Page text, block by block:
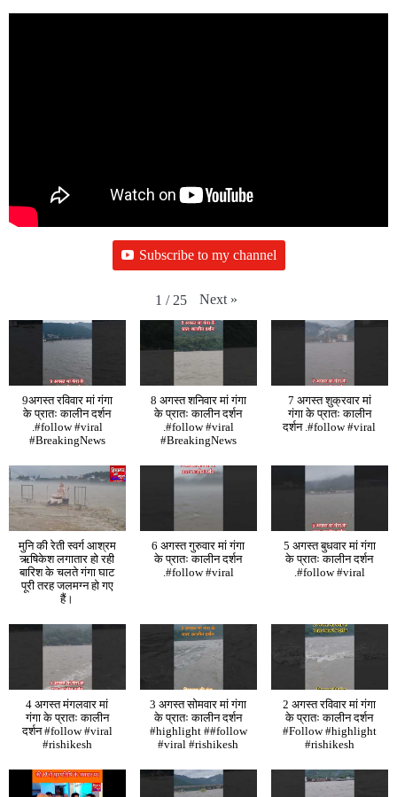
Subscribe to my channel
1 / 25 Next »
9अगस्त रविवार मां गंगा
के प्रातः कालीन दर्शन
.#follow #viral
#BreakingNews
8 अगस्त शनिवार मां गंगा
के प्रातः कालीन दर्शन
.#follow #viral
#BreakingNews
7 अगस्त शुक्रवार मां
गंगा के प्रातः कालीन
दर्शन .#follow #viral
मुनि की रेती स्वर्ग आश्रम
ऋषिकेश लगातार हो रही
बारिश के चलते गंगा घाट
पूरी तरह जलमग्न हो गए
हैं।
6 अगस्त गुरुवार मां गंगा
के प्रातः कालीन दर्शन
.#follow #viral
5 अगस्त बुधवार मां गंगा
के प्रातः कालीन दर्शन
.#follow #viral
4 अगस्त मंगलवार मां
गंगा के प्रातः कालीन
दर्शन #follow #viral
#rishikesh
3 अगस्त सोमवार मां गंगा
के प्रातः कालीन दर्शन
#highlight ##follow
#viral #rishikesh
2 अगस्त रविवार मां गंगा
के प्रातः कालीन दर्शन
#Follow #highlight
#rishikesh